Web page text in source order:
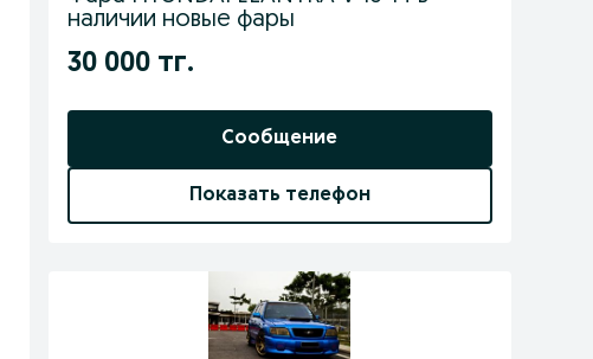
наличии новые фары
30 000 тг.
Сообщение
Показать телефон